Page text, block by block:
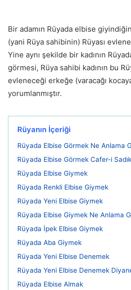
Bir adamın Rüyada elbise
(yani Rüya sahibinin) Rüyası
Yine aynı şekilde bir kadının
görmesi, Rüya sahibi kadının bu
evleneceği erkeğe (varacağı
yorumlanmıştır.
Rüyanın İçeriği
Rüyada Elbise Görmek Ne Anlama
Rüyada Elbise Görmek Cafer-i
Rüyada Elbise Giymek
Rüyada Renkli Elbise Giymek
Rüyada Yeni Elbise Giymek
Rüyada Elbise Giymek Ne Anlama
Rüyada İpek Elbise Giymek
Rüyada Aba Giymek
Rüyada Yeni Elbise Denemek
Rüyada Yeni Elbise Denemek
Rüyada Elbise Almak